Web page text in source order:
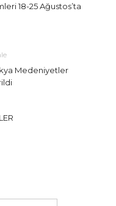
18-25 Ağustos’ta
Medeniyetler